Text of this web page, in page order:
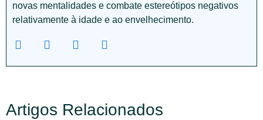
novas mentalidades e combate estereótipos negativos
relativamente à idade e ao envelhecimento.
Artigos Relacionados